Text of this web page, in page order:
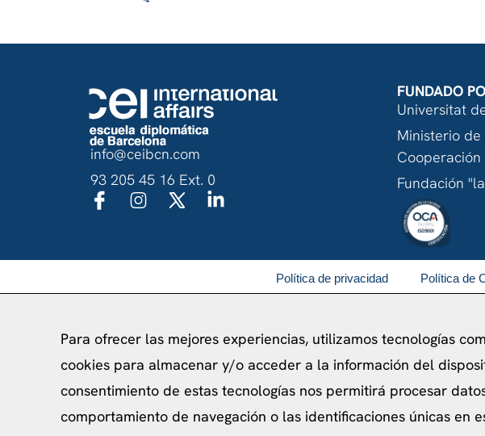
info@ceibcn.com
93 205 45 16 Ext. 0
FUNDADO
Universitat
Ministerio de
Cooperación
Fundación
Política de privacidad Política de
Para ofrecer las mejores experiencias, utilizamos tecnologías
cookies para almacenar y/o acceder a la información del
consentimiento de estas tecnologías nos permitirá procesar
comportamiento de navegación o las identificaciones únicas en